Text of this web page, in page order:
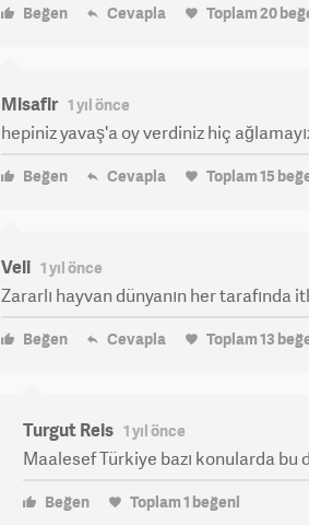
Beğen Cevapla Toplam20
Misafir 1 yıl önce
hepiniz yavaş'a oy verdiniz hiç
Beğen Cevapla Toplam15
Veli 1 yıl önce
Zararlı hayvan dünyanın her tarafında
Beğen Cevapla Toplam13
Turgut Reis 1 yıl önce
Maalesef Türkiye bazı konularda bu
Beğen Toplam1 beğeni